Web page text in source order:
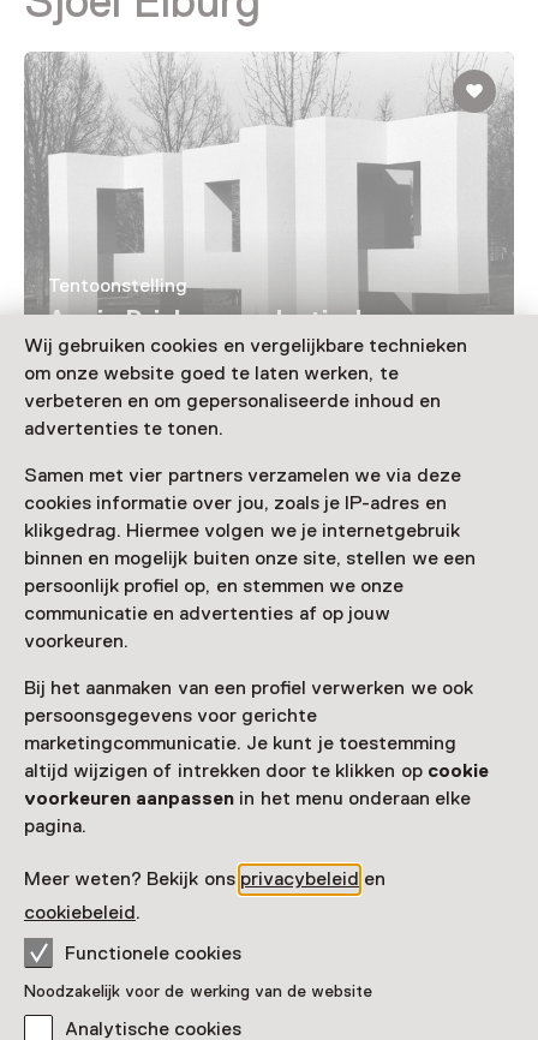
Wij gebruiken cookies en vergelijkbare technieken
om onze website goed te laten werken, te
verbeteren en om gepersonaliseerde inhoud en
advertenties te tonen.
Samen met vier partners verzamelen we via deze
cookies informatie over jou, zoals je IP-adres en
klikgedrag. Hiermee volgen we je internetgebruik
binnen en mogelijk buiten onze site, stellen we een
persoonlijk profiel op, en stemmen we onze
communicatie en advertenties af op jouw
voorkeuren.
Bij het aanmaken van een profiel verwerken we ook
persoonsgegevens voor gerichte
marketingcommunicatie. Je kunt je toestemming
altijd wijzigen of intrekken door te klikken op cookie
voorkeuren aanpassen in het menu onderaan elke
pagina.
Meer weten? Bekijk ons privacybeleid en
cookiebeleid.
Functionele cookies
Noodzakelijk voor de werking van de website
Analytische cookies
Tentoonstelling
Appie Drielsma – plastisch versus
constructief
T/m 12 september van 11:00 tot 17:00
Nog meer ontdekken